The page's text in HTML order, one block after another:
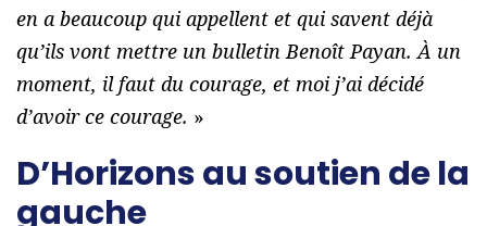
en a beaucoup qui appellent et qui savent déjà
qu’ils vont mettre un bulletin Benoît Payan. À un
moment, il faut du courage, et moi j’ai décidé
d’avoir ce courage. »
D’Horizons au soutien de la
gauche